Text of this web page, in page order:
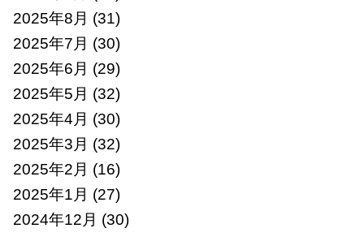
2025年8月 (31)
2025年7月 (30)
2025年6月 (29)
2025年5月 (32)
2025年4月 (30)
2025年3月 (32)
2025年2月 (16)
2025年1月 (27)
2024年12月 (30)